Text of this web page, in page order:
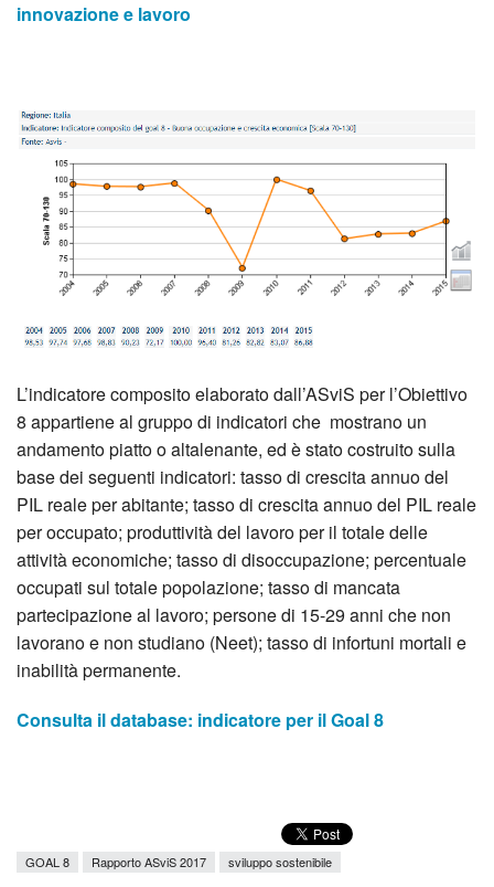
innovazione e lavoro
L’indicatore composito elaborato dall’ASviS per l’Obiettivo
8 appartiene al gruppo di indicatori che mostrano un
andamento piatto o altalenante, ed è stato costruito sulla
base dei seguenti indicatori: tasso di crescita annuo del
PIL reale per abitante; tasso di crescita annuo del PIL reale
per occupato; produttività del lavoro per il totale delle
attività economiche; tasso di disoccupazione; percentuale
occupati sul totale popolazione; tasso di mancata
partecipazione al lavoro; persone di 15-29 anni che non
lavorano e non studiano (Neet); tasso di infortuni mortali e
inabilità permanente.
Consulta il database: indicatore per il Goal 8
GOAL 8 Rapporto ASviS 2017 sviluppo sostenibile